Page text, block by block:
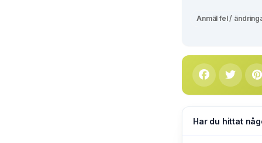
Anmäl fel /
Har du hittat